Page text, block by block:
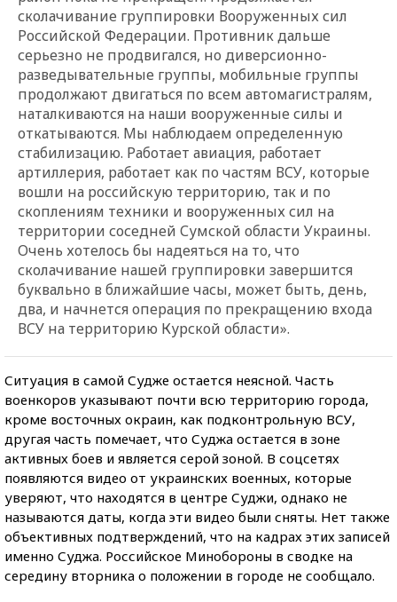
сколачивание группировки Вооруженных сил
Российской Федерации. Противник дальше
серьезно не продвигался, но диверсионно-
разведывательные группы, мобильные группы
продолжают двигаться по всем автомагистралям,
наталкиваются на наши вооруженные силы и
откатываются. Мы наблюдаем определенную
стабилизацию. Работает авиация, работает
артиллерия, работает как по частям ВСУ, которые
вошли на российскую территорию, так и по
скоплениям техники и вооруженных сил на
территории соседней Сумской области Украины.
Очень хотелось бы надеяться на то, что
сколачивание нашей группировки завершится
буквально в ближайшие часы, может быть, день,
два, и начнется операция по прекращению входа
ВСУ на территорию Курской области».
Ситуация в самой Судже остается неясной. Часть
военкоров указывают почти всю территорию города,
кроме восточных окраин, как подконтрольную ВСУ,
другая часть помечает, что Суджа остается в зоне
активных боев и является серой зоной. В соцсетях
появляются видео от украинских военных, которые
уверяют, что находятся в центре Суджи, однако не
называются даты, когда эти видео были сняты. Нет также
объективных подтверждений, что на кадрах этих записей
именно Суджа. Российское Минобороны в сводке на
середину вторника о положении в городе не сообщало.